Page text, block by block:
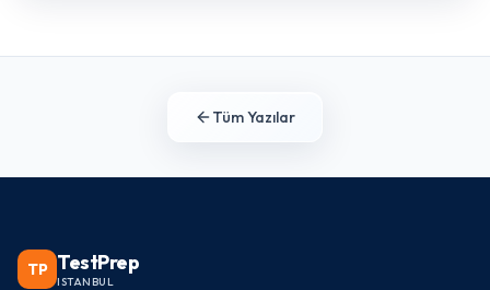
Tüm Yazılar
TP TestPrep
ISTANBUL